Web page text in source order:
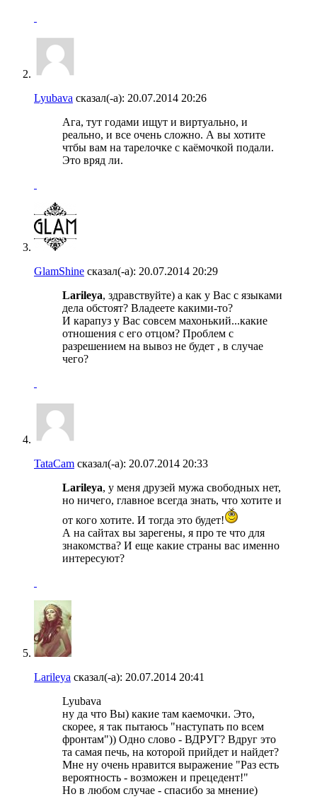
Lyubava сказал(-а): 20.07.2014 20:26
Ага, тут годами ищут и виртуально, и
реально, и все очень сложно. А вы хотите
чтбы вам на тарелочке с каёмочкой подали.
Это вряд ли.
GlamShine сказал(-а): 20.07.2014 20:29
Larileya, здравствуйте) а как у Вас с языками
дела обстоят? Владеете какими-то?
И карапуз у Вас совсем махонький...какие
отношения с его отцом? Проблем с
разрешением на вывоз не будет , в случае
чего?
TataCam сказал(-а): 20.07.2014 20:33
Larileya, у меня друзей мужа свободных нет,
но ничего, главное всегда знать, что хотите и
от кого хотите. И тогда это будет!
А на сайтах вы зарегены, я про те что для
знакомства? И еще какие страны вас именно
интересуют?
Larileya сказал(-а): 20.07.2014 20:41
Lyubava
ну да что Вы) какие там каемочки. Это,
скорее, я так пытаюсь "наступать по всем
фронтам")) Одно слово - ВДРУГ? Вдруг это
та самая печь, на которой прийдет и найдет?
Мне ну очень нравится выражение "Раз есть
вероятность - возможен и прецедент!"
Но в любом случае - спасибо за мнение)